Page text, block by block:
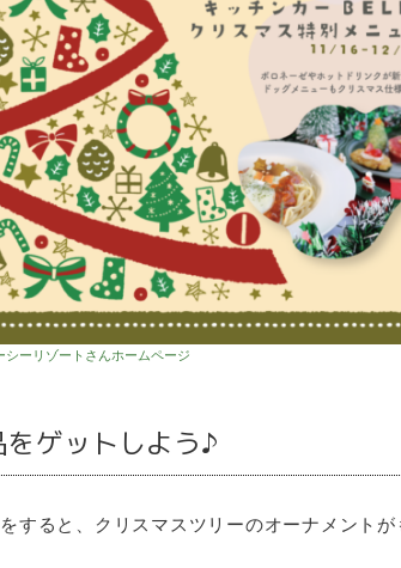
シーリゾートさんホームページ
ゲットしよう♪
すると、クリスマスツリーのオーナメントが